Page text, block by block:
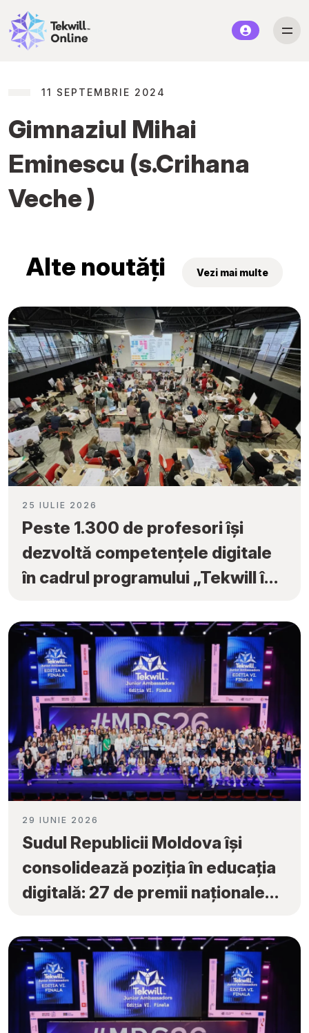
11 SEPTEMBRIE 2024
Gimnaziul Mihai
Eminescu (s.Crihana
Veche )
Alte noutăți Vezi mai multe
25 IULIE 2026
Peste 1.300 de profesori își
dezvoltă competențele digitale
în cadrul programului „Tekwill în
29 IUNIE 2026
Sudul Republicii Moldova își
consolidează poziția în educația
digitală: 27 de premii naționale
Ambassadors”